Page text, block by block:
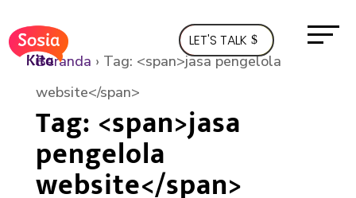
LET'S TALK
Beranda › Tag: <span>jasa pengelola
website</span>
Tag: <span>jasa
pengelola
website</span>